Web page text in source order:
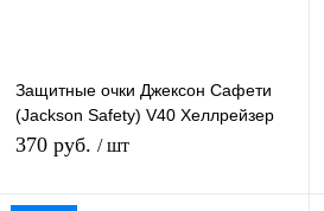
Защитные очки Джексон Сафети
(Jackson Safety) V40 Хеллрейзер
(Hellraiser) дымчатые 25714
370 руб. / шт